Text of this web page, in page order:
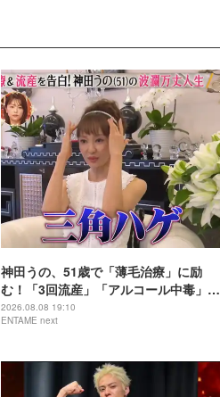
神田うの、51歳で「薄毛治療」に励
む！「3回流産」「アルコール中毒」自
身の過去を赤裸々告白
2026.08.08 19:10
ENTAME next